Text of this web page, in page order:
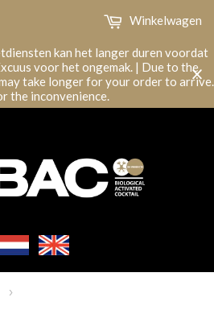
kan het langer duren voordat
voor het ongemak. | Due to the
take longer for your order to arrive.
the inconvenience.
Winkelwagen
›